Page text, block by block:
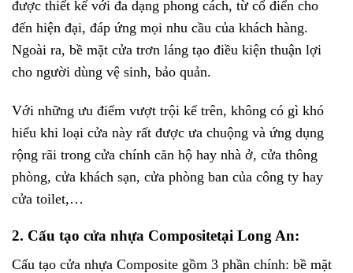
được thiết kế với đa dạng phong cách, từ cổ điển cho
đến hiện đại, đáp ứng mọi nhu cầu của khách hàng.
Ngoài ra, bề mặt cửa trơn láng tạo điều kiện thuận lợi
cho người dùng vệ sinh, bảo quản.
Với những ưu điểm vượt trội kể trên, không có gì khó
hiểu khi loại cửa này rất được ưa chuộng và ứng dụng
rộng rãi trong cửa chính căn hộ hay nhà ở, cửa thông
phòng, cửa khách sạn, cửa phòng ban của công ty hay
cửa toilet,…
2. Cấu tạo cửa nhựa Compositetại Long An:
Cấu tạo cửa nhựa Composite gồm 3 phần chính: bề mặt